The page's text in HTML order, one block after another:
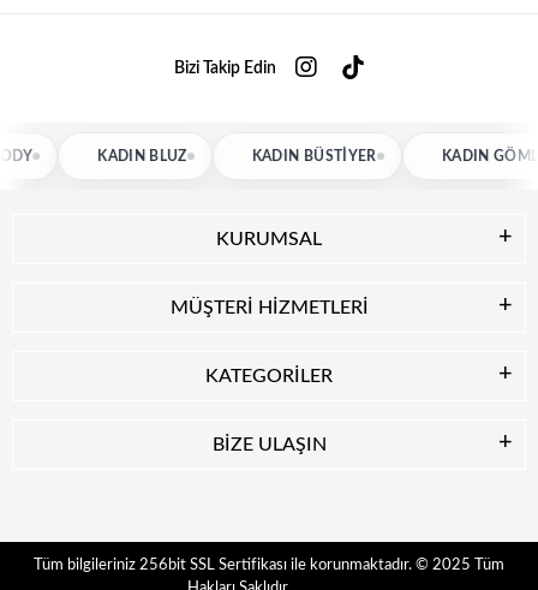
Bizi Takip Edin
KADIN BLUZ KADIN BÜSTIYER KADIN GÖMLEK
KURUMSAL
MÜŞTERİ HİZMETLERİ
KATEGORİLER
BİZE ULAŞIN
Tüm bilgileriniz 256bit SSL Sertifikası ile korunmaktadır. © 2025
Tüm